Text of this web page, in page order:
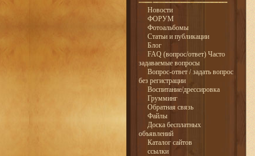
Новости
ФОРУМ
Фотоальбомы
Статьи и публикации
Блог
FAQ (вопрос/ответ) Часто
задаваемые вопросы
Вопрос-ответ / задать вопрос
без регистрации
Воспитание/дрессировка
Грумминг
Обратная связь
Файлы
Доска бесплатных
объявлений
Каталог сайтов
ссылки